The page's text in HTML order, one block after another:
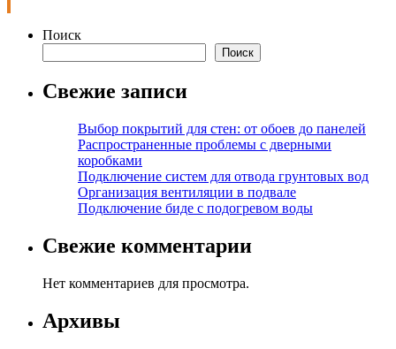
Поиск
Поиск
Свежие записи
Выбор покрытий для стен: от обоев до панелей
Распространенные проблемы с дверными
коробками
Подключение систем для отвода грунтовых вод
Организация вентиляции в подвале
Подключение биде с подогревом воды
Свежие комментарии
Нет комментариев для просмотра.
Архивы